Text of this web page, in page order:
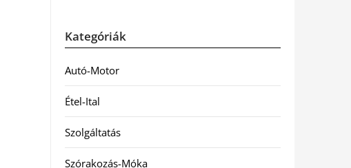
Kategóriák
Autó-Motor
Étel-Ital
Szolgáltatás
Szórakozás-Móka